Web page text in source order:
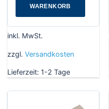
WARENKORB
inkl. MwSt.
zzgl. Versandkosten
Lieferzeit: 1-2 Tage